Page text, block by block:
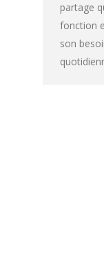
partage
fonction
son